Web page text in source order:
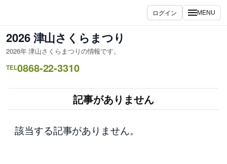
を
ス
キ
ッ
ログイン MENU
2026 津山さくらまつり
2026年 津山さくらまつりの情報です。
TEL0868-22-3310
記事がありません
該当する記事がありません。